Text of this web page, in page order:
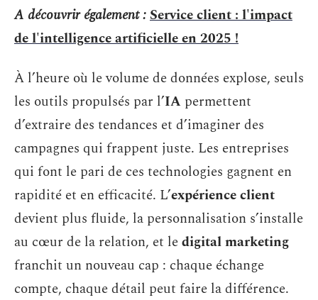
A découvrir également :Service client : l'impact
de l'intelligence artificielle en 2025 !
À l’heure où le volume de données explose, seuls
les outils propulsés par l’IA permettent
d’extraire des tendances et d’imaginer des
campagnes qui frappent juste. Les entreprises
qui font le pari de ces technologies gagnent en
rapidité et en efficacité. L’expérience client
devient plus fluide, la personnalisation s’installe
au cœur de la relation, et ledigital marketing
franchit un nouveau cap : chaque échange
compte, chaque détail peut faire la différence.